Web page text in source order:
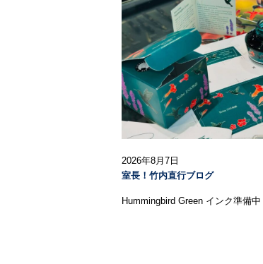
2026年8月7日
室長！竹内直行ブログ
Hummingbird Green インク準備中